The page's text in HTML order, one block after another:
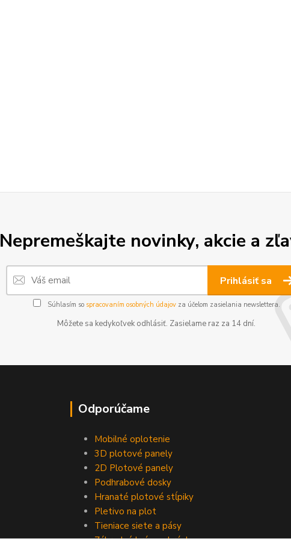
Nepremeškajte novinky, akcie a
Prihlásiť sa
Súhlasím so spracovaním osobných údajovza účelom zasielania newslettera.
Môžete sa kedykoľvek odhlásiť. Zasielame raz za 14 dní.
Odporúčame
Mobilné oplotenie
3D plotové panely
2D Plotové panely
Podhrabové dosky
Hranaté plotové stĺpiky
Pletivo na plot
Tieniace siete a pásy